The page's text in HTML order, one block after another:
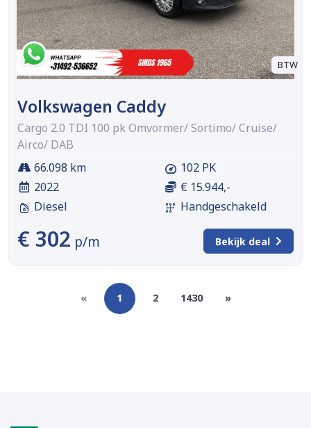
BTW
Volkswagen Caddy
Cargo 2.0 TDI 100 pk Omvormer/ Sortimo/ Cruise/
Airco/ DAB
66.098 km
2022
Diesel
102 PK
€ 15.944,-
Handgeschakeld
€ 302 p/m Bekijk deal
« 1 2 1430 »